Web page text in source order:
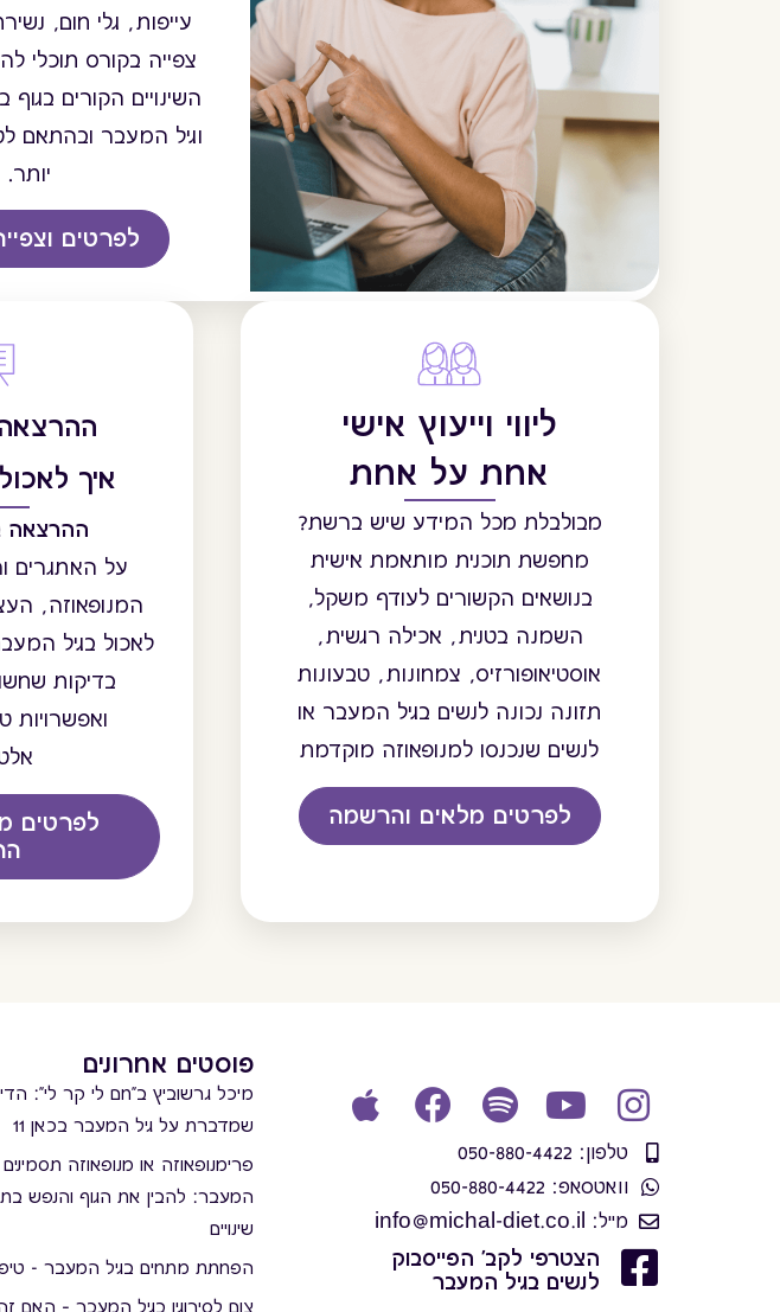
עייפות, גלי חום,
צפייה בקורס תוכלי
השינויים הקורים
וגיל המעבר ובהתאם
יותר.
לפרטים
ליווי וייעוץ אישי
אחת על אחת
מבולבלת מכל המידע שיש ברשת?
מחפשת תוכנית מותאמת אישית
בנושאים הקשורים לעודף משקל,
השמנה בטנית, אכילה רגשית,
אוסטיאופורזיס, צמחונות, טבעונות
תזונה נכונה לנשים בגיל המעבר או
לנשים שנכנסו למנופאוזה מוקדמת
לפרטים מלאים והרשמה
איך
ההרצאה
על האתגרים
המנופאוזה,
לאכול בגיל
בדיקות
ואפשרויות
לפרטים
טלפון: 050-880-4422
וואטסאפ: 050-880-4422
מייל: info@michal-diet.co.il
הצטרפי לקב' הפייסבוק
לנשים בגיל המעבר
פוסטים אחרונים
מיכל גרשוביץ ב"חם לי קר לי":
שמדברת על גיל המעבר בכאן 11
פרימנופאוזה או מנופאוזה
המעבר: להבין את הגוף והנפש
שינויים
הפחתת מתחים בגיל המעבר -
צום לסירוגין בגיל המעבר – האם